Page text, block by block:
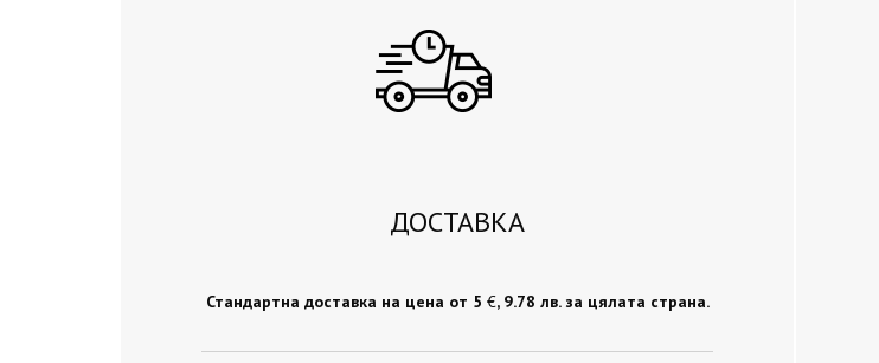
ДОСТАВКА
Стандартна доставка на цена от 5 €, 9.78 лв. за цялата страна.